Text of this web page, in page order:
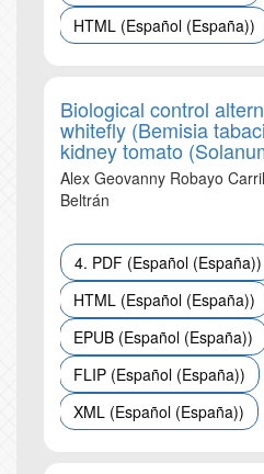
HTML (Español (España))
Biological control
whitefly (Bemisia
kidney tomato
Alex Geovanny Robayo
Beltrán
4. PDF (Español (España))
HTML (Español (España))
EPUB (Español (España))
FLIP (Español (España))
XML (Español (España))